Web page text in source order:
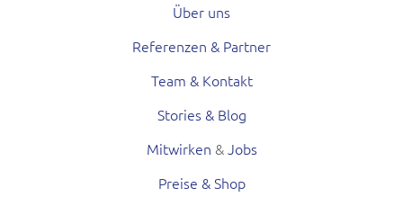
Über uns
Referenzen & Partner
Team & Kontakt
Stories & Blog
Mitwirken &Jobs
Preise & Shop